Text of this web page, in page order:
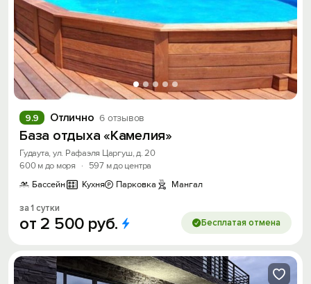
Отлично 6 отзывов
9.9
База отдыха «Камелия»
Гудаута, ул. Рафаэля Царгуш, д. 20
600 м до моря
·
597 м до центра
Бассейн
Кухня Парковка Мангал
за 1 сутки
от 2 500 руб. Бесплатая отмена